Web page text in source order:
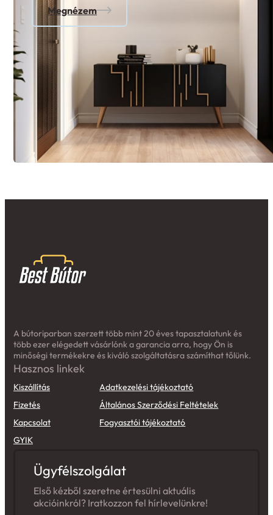
Megnézem
A bútoriparban szerzett több mint 20 éves tapasztalatunk és
több ezer elégedett vásárlónk a garancia arra, hogy Ön is
minőségi termékekre és kiváló szolgáltatásra számíthat tőlünk.
Hasznos linkek
Kiszállítás
Fizetés
Kapcsolat
GYIK
Adatkezelési tájékoztató
Általános Szerződési Feltételek
Fogyasztói tájékoztató
Ügyfélszolgálat
Első kézből szeretne értesülni aktuális
akcióinkról? Iratkozzon fel hírlevelünkre!